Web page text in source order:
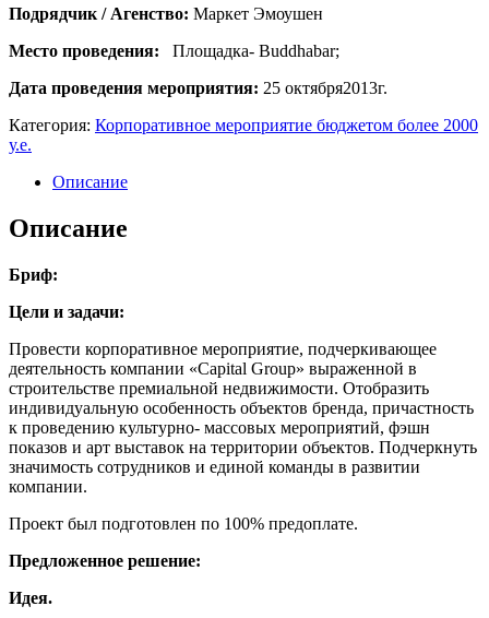
Подрядчик / Агенство: Маркет Эмоушен
Место проведения: Площадка- Buddhabar;
Дата проведения мероприятия: 25 октября2013г.
Категория: Корпоративное мероприятие бюджетом более 2000
у.е.
Описание
Описание
Бриф:
Цели и задачи:
Провести корпоративное мероприятие, подчеркивающее
деятельность компании «Capital Group» выраженной в
строительстве премиальной недвижимости. Отобразить
индивидуальную особенность объектов бренда, причастность
к проведению культурно- массовых мероприятий, фэшн
показов и арт выставок на территории объектов. Подчеркнуть
значимость сотрудников и единой команды в развитии
компании.
Проект был подготовлен по 100% предоплате.
Предложенное решение:
Идея.